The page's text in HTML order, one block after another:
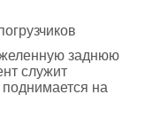
заднюю
служит
на